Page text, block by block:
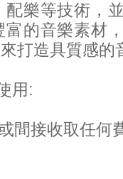
樂等技術，
的音樂素材
打造具質感的
用:
間接收取任何